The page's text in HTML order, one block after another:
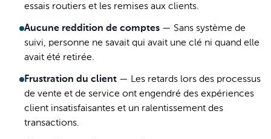
essais routiers et les remises aux clients.
Aucune reddition de comptes — Sans système de
suivi, personne ne savait qui avait une clé ni quand elle
avait été retirée.
Frustration du client — Les retards lors des processus
de vente et de service ont engendré des expériences
client insatisfaisantes et un ralentissement des
transactions.